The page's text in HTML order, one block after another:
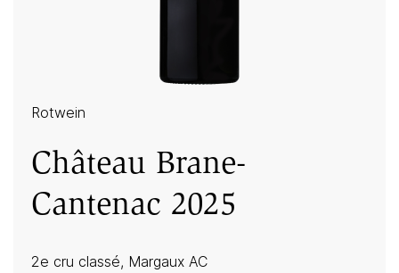
Rotwein
Château Brane-
Cantenac 2025
2e cru classé, Margaux AC